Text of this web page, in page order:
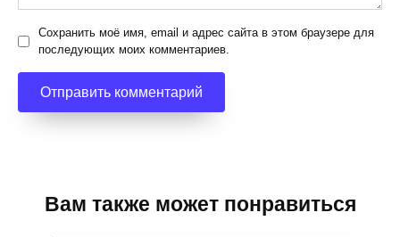
Сохранить моё имя, email и адрес сайта в этом браузере для
последующих моих комментариев.
Вам также может понравиться